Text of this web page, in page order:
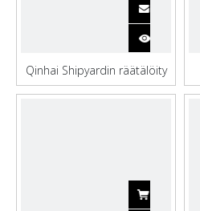
Qinhai Shipyardin räätälöity
konttialus kuljetuksiin